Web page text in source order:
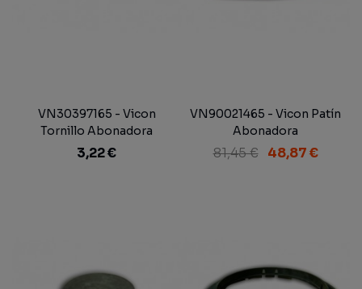
VN30397165 - Vicon
Tornillo Abonadora
3,22 €
VN90021465 - Vicon Patín
Abonadora
81,45 € 48,87 €